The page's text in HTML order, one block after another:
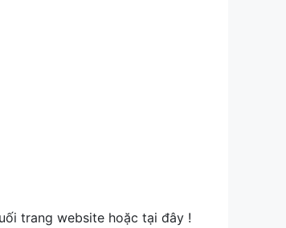
trang website hoặc tại đây !